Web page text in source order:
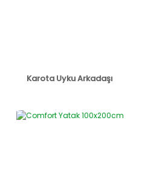
Karota Uyku Arkadaşı